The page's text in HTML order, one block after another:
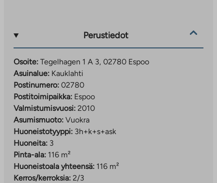
Perustiedot
Osoite: Tegelhagen 1 A 3, 02780 Espoo
Asuinalue: Kauklahti
Postinumero: 02780
Postitoimipaikka: Espoo
Valmistumisvuosi: 2010
Asumismuoto: Vuokra
Huoneistotyyppi: 3h+k+s+ask
Huoneita: 3
Pinta-ala: 116 m²
Huoneistoala yhteensä: 116 m²
Kerros/kerroksia: 2/3